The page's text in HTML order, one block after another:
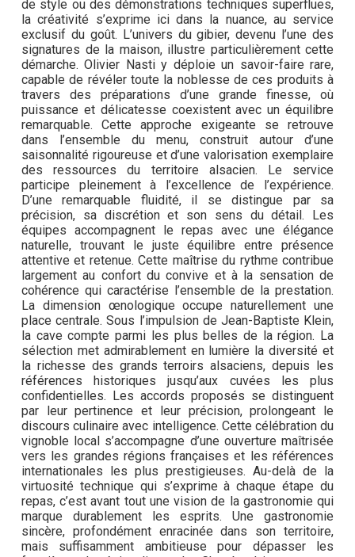
de style ou des démonstrations techniques superflues,
la créativité s’exprime ici dans la nuance, au service
exclusif du goût. L’univers du gibier, devenu l’une des
signatures de la maison, illustre particulièrement cette
démarche. Olivier Nasti y déploie un savoir-faire rare,
capable de révéler toute la noblesse de ces produits à
travers des préparations d’une grande finesse, où
puissance et délicatesse coexistent avec un équilibre
remarquable. Cette approche exigeante se retrouve
dans l’ensemble du menu, construit autour d’une
saisonnalité rigoureuse et d’une valorisation exemplaire
des ressources du territoire alsacien. Le service
participe pleinement à l’excellence de l’expérience.
D’une remarquable fluidité, il se distingue par sa
précision, sa discrétion et son sens du détail. Les
équipes accompagnent le repas avec une élégance
naturelle, trouvant le juste équilibre entre présence
attentive et retenue. Cette maîtrise du rythme contribue
largement au confort du convive et à la sensation de
cohérence qui caractérise l’ensemble de la prestation.
La dimension œnologique occupe naturellement une
place centrale. Sous l’impulsion de Jean-Baptiste Klein,
la cave compte parmi les plus belles de la région. La
sélection met admirablement en lumière la diversité et
la richesse des grands terroirs alsaciens, depuis les
références historiques jusqu’aux cuvées les plus
confidentielles. Les accords proposés se distinguent
par leur pertinence et leur précision, prolongeant le
discours culinaire avec intelligence. Cette célébration du
vignoble local s’accompagne d’une ouverture maîtrisée
vers les grandes régions françaises et les références
internationales les plus prestigieuses. Au-delà de la
virtuosité technique qui s’exprime à chaque étape du
repas, c’est avant tout une vision de la gastronomie qui
marque durablement les esprits. Une gastronomie
sincère, profondément enracinée dans son territoire,
mais suffisamment ambitieuse pour dépasser les